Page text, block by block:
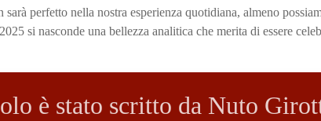
sarà perfetto nella nostra esperienza quotidiana, almeno
si nasconde una bellezza analitica che merita di essere
è stato scritto da Nuto